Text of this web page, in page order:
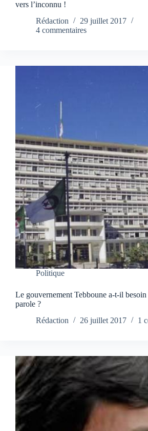
vers l’inconnu !
Rédaction
29 juillet 2017
4 commentaires
Politique
Le gouvernement Tebboune a-t-il besoin
parole ?
Rédaction
26 juillet 2017 1